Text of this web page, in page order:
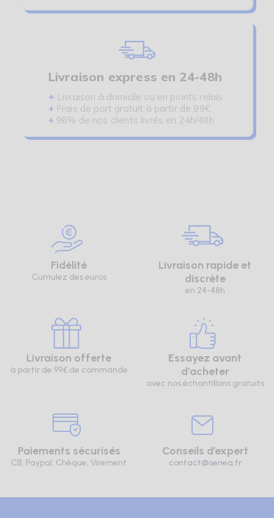
Livraison express en 24-48h
+ Livraison à domicile ou en points relais
+ Frais de port gratuit à partir de 99€
+ 96% de nos clients livrés en 24h/48h
Fidélité
Cumulez des euros
Livraison rapide et
discrète
en 24-48h
Livraison offerte
à partir de 99€ de commande
Essayez avant
d'acheter
avec nos échantillons gratuits
Paiements sécurisés
CB, Paypal, Chèque, Virement
Conseils d’expert
contact@senea.fr